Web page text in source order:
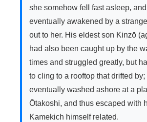
she somehow fell fast asleep,
eventually awakened by a
out to her. His eldest son Kinzō
had also been caught up by the
times and struggled greatly, but
to cling to a rooftop that drifted
eventually washed ashore at a
Ōtakoshi, and thus escaped with
Kamekich himself related.